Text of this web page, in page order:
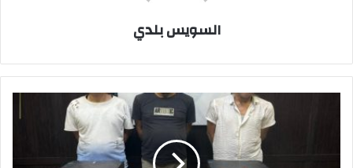
السويس بلدي